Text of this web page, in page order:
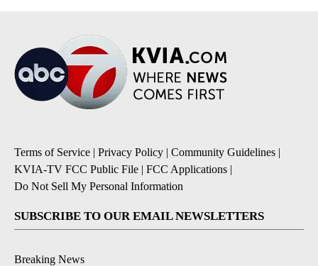
Terms of Service | Privacy Policy | Community Guidelines |
KVIA-TV FCC Public File | FCC Applications |
Do Not Sell My Personal Information
SUBSCRIBE TO OUR EMAIL NEWSLETTERS
Breaking News